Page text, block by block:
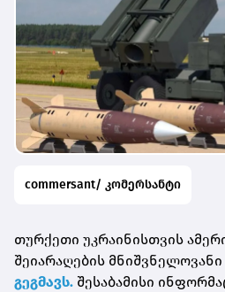
commersant/ კომერსანტი
თურქეთი უკრაინისთვის
შეიარაღების მნიშვნელოვანი
გეგმავს. შესაბამისი